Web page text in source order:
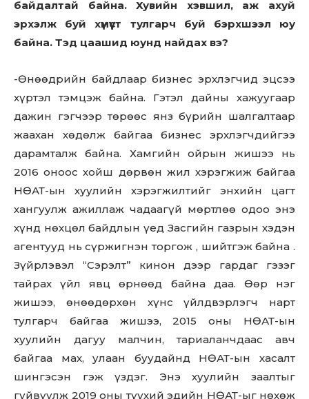
байдалтай байна. Хувийн хэвшил, аж ахуй
эрхэлж буй хүмүүст тулгарч буй бэрхшээл юу
байна. Тэд цаашид юунд найдах вэ?
-Өнөөдрийн байдлаар бизнес эрхлэгчид эцсээ
хүртэл тэмцэж байна. Гэтэл дайны хажуугаар
дажин гэгчээр төрөөс янз бүрийн шалгалтаар
жаахан хөдөлж байгаа бизнес эрхлэгчдийгээ
дарамталж байна. Хамгийн ойрын жишээ нь
2016 оноос хойш дөрвөн жил хэрэгжиж байгаа
НӨАТ-ын хуулийн хэрэгжилтийг энхийн цагт
хангуулж ажиллаж чадаагүй мөртлөө одоо энэ
хүнд нөхцөл байдлын үед Засгийн газрын хэдэн
агентууд нь сүржигнэн торгож , шийтгэж байна .
Зүйрлэвэл “Сэрэлт” кинон дээр гардаг гэзэг
тайрах үйл явц өрнөөд байна даа. Өөр нэг
жишээ, өнөөдөрхөн хүнс үйлдвэрлэгч нарт
тулгарч байгаа жишээ, 2015 оны НӨАТ-ын
хуулийн дагуу малчин, тариаланчдаас авч
байгаа мах, улаан буудайнд НӨАТ-ын хасалт
шингэсэн гэж үздэг. Энэ хуулийн заалтыг
гуйвуулж 2019 оны түүхий эдийн НӨАТ-ыг нөхөж